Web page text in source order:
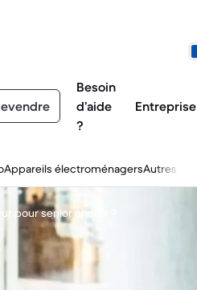
Besoin
d’aide
?
Entreprise
Appareils électroménagersAutres
pour senior choisir ?